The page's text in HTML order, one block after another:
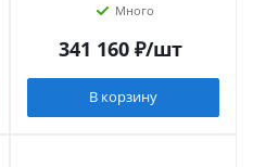
Много
341 160₽/шт
В корзину